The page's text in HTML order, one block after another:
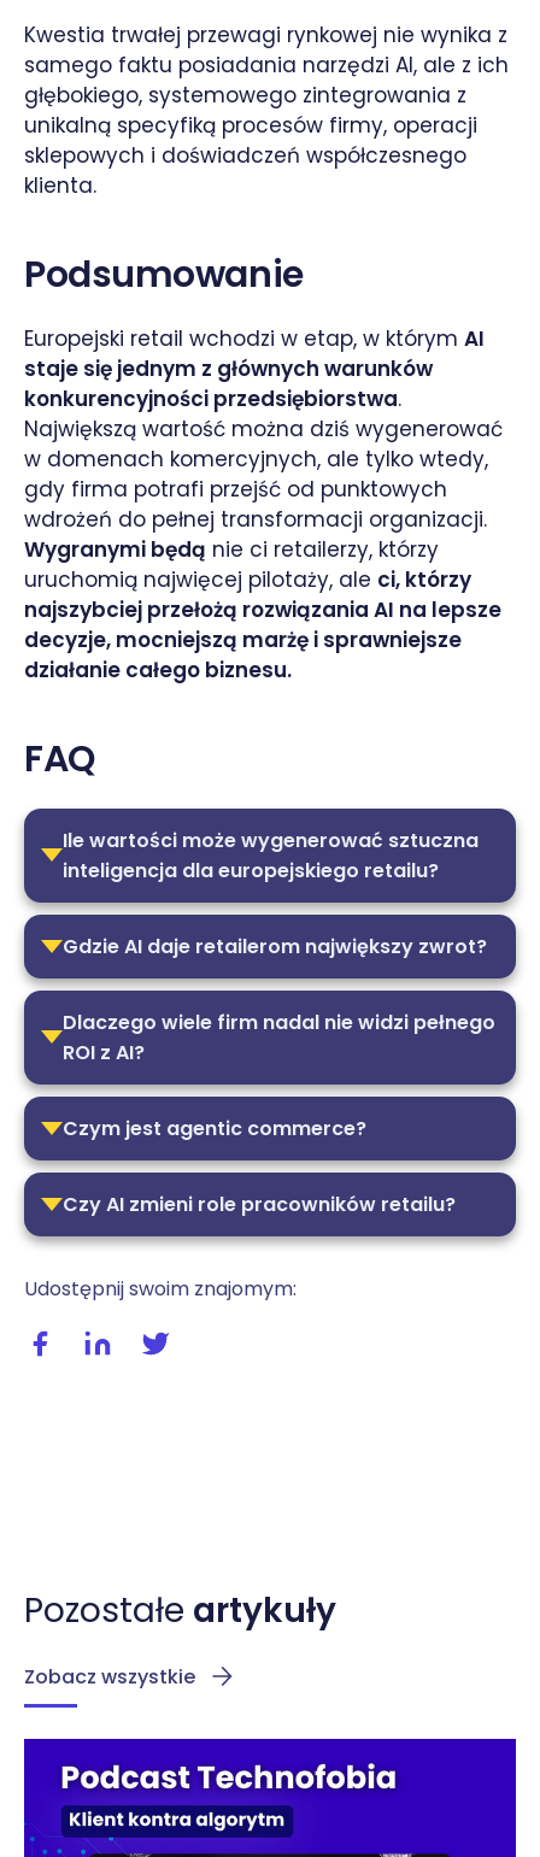
Udostępnij swoim znajomym:
Udostępnij wpis na facebooku
Udostępnij wpis na linkedIn
Kwestia trwałej przewagi rynkowej nie wynika z
samego faktu posiadania narzędzi AI, ale z ich
głębokiego, systemowego zintegrowania z
unikalną specyfiką procesów firmy, operacji
sklepowych i doświadczeń współczesnego
klienta.
Podsumowanie
Europejski retail wchodzi w etap, w którym AI
staje się jednym z głównych warunków
konkurencyjności przedsiębiorstwa.
Największą wartość można dziś wygenerować
w domenach komercyjnych, ale tylko wtedy,
gdy firma potrafi przejść od punktowych
wdrożeń do pełnej transformacji organizacji.
Wygranymi będą nie ci retailerzy, którzy
uruchomią najwięcej pilotaży, ale ci, którzy
najszybciej przełożą rozwiązania AI na lepsze
decyzje, mocniejszą marżę i sprawniejsze
działanie całego biznesu.
FAQ
Ile wartości może wygenerować sztuczna
inteligencja dla europejskiego retailu?
Gdzie AI daje retailerom największy zwrot?
Dlaczego wiele firm nadal nie widzi pełnego
ROI z AI?
Czym jest agentic commerce?
Czy AI zmieni role pracowników retailu?
Pozostałe artykuły
Zobacz wszystkie